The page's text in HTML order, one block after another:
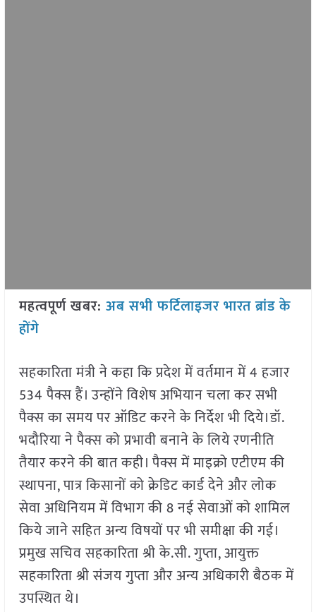
महत्वपूर्ण खबर: अब सभी फर्टिलाइजर भारत ब्रांड के
होंगे
सहकारिता मंत्री ने कहा कि प्रदेश में वर्तमान में 4 हजार
534 पैक्स हैं। उन्होंने विशेष अभियान चला कर सभी
पैक्स का समय पर ऑडिट करने के निर्देश भी दिये।डॉ.
भदौरिया ने पैक्स को प्रभावी बनाने के लिये रणनीति
तैयार करने की बात कही। पैक्स में माइक्रो एटीएम की
स्थापना, पात्र किसानों को क्रेडिट कार्ड देने और लोक
सेवा अधिनियम में विभाग की 8 नई सेवाओं को शामिल
किये जाने सहित अन्य विषयों पर भी समीक्षा की गई।
प्रमुख सचिव सहकारिता श्री के.सी. गुप्ता, आयुक्त
सहकारिता श्री संजय गुप्ता और अन्य अधिकारी बैठक में
उपस्थित थे।